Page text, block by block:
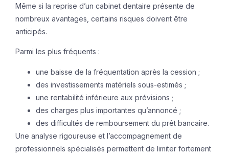
Même si la reprise d’un cabinet dentaire présente de
nombreux avantages, certains risques doivent être
anticipés.
Parmi les plus fréquents :
une baisse de la fréquentation après la cession ;
des investissements matériels sous-estimés ;
une rentabilité inférieure aux prévisions ;
des charges plus importantes qu’annoncé ;
des difficultés de remboursement du prêt bancaire.
Une analyse rigoureuse et l’accompagnement de
professionnels spécialisés permettent de limiter fortement